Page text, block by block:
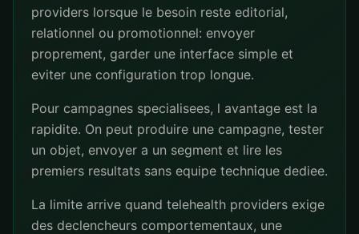
providers lorsque le besoin reste editorial,
relationnel ou promotionnel: envoyer
proprement, garder une interface simple et
eviter une configuration trop longue.
Pour campagnes specialisees, l avantage est la
rapidite. On peut produire une campagne, tester
un objet, envoyer a un segment et lire les
premiers resultats sans equipe technique dediee.
La limite arrive quand telehealth providers exige
des declencheurs comportementaux, une